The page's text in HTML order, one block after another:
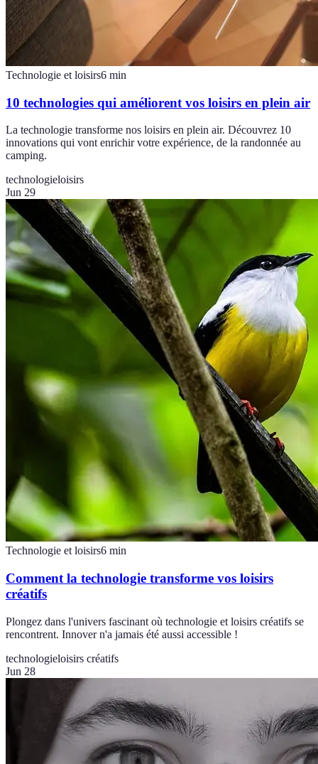
Technologie et loisirs6 min
10 technologies qui améliorent vos loisirs en plein air
La technologie transforme nos loisirs en plein air. Découvrez 10
innovations qui vont enrichir votre expérience, de la randonnée au
camping.
technologieloisirs
Jun 29
Technologie et loisirs6 min
Comment la technologie transforme vos loisirs
créatifs
Plongez dans l'univers fascinant où technologie et loisirs créatifs se
rencontrent. Innover n'a jamais été aussi accessible !
technologieloisirs créatifs
Jun 28